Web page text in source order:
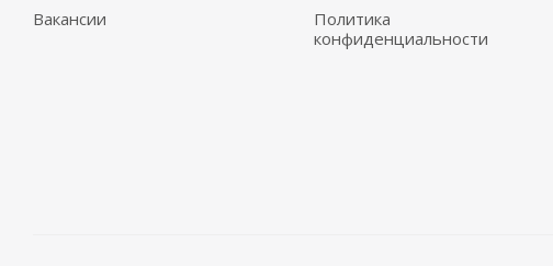
Вакансии
Политика
конфиденциальности